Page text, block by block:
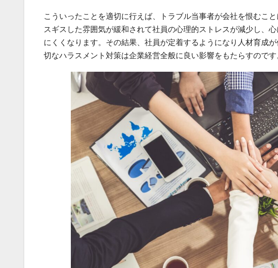
こういったことを適切に行えば、トラブル当事者が会社を恨むこ
スギスした雰囲気が緩和されて社員の心理的ストレスが減少し、
にくくなります。その結果、社員が定着するようになり人材育成
切なハラスメント対策は企業経営全般に良い影響をもたらすのです